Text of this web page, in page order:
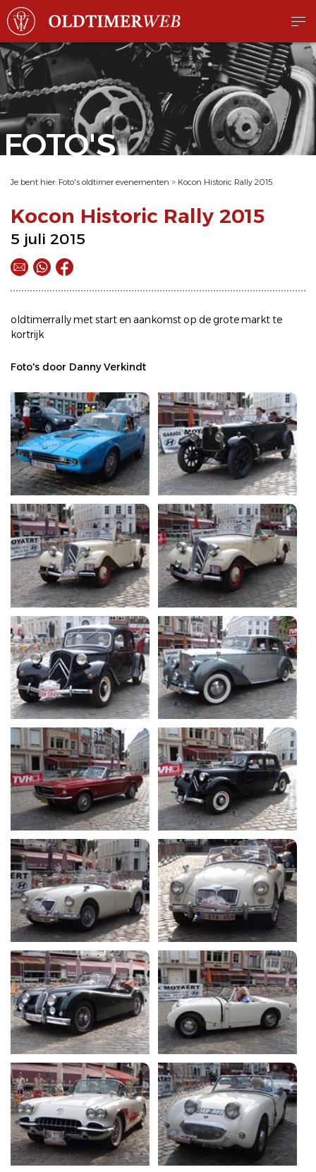
FOTO'S
Je bent hier: Foto's oldtimer evenementen > Kocon Historic Rally 2015
Kocon Historic Rally 2015
5 juli 2015
oldtimerrally met start en aankomst op de grote markt te
kortrijk
Foto's door Danny Verkindt